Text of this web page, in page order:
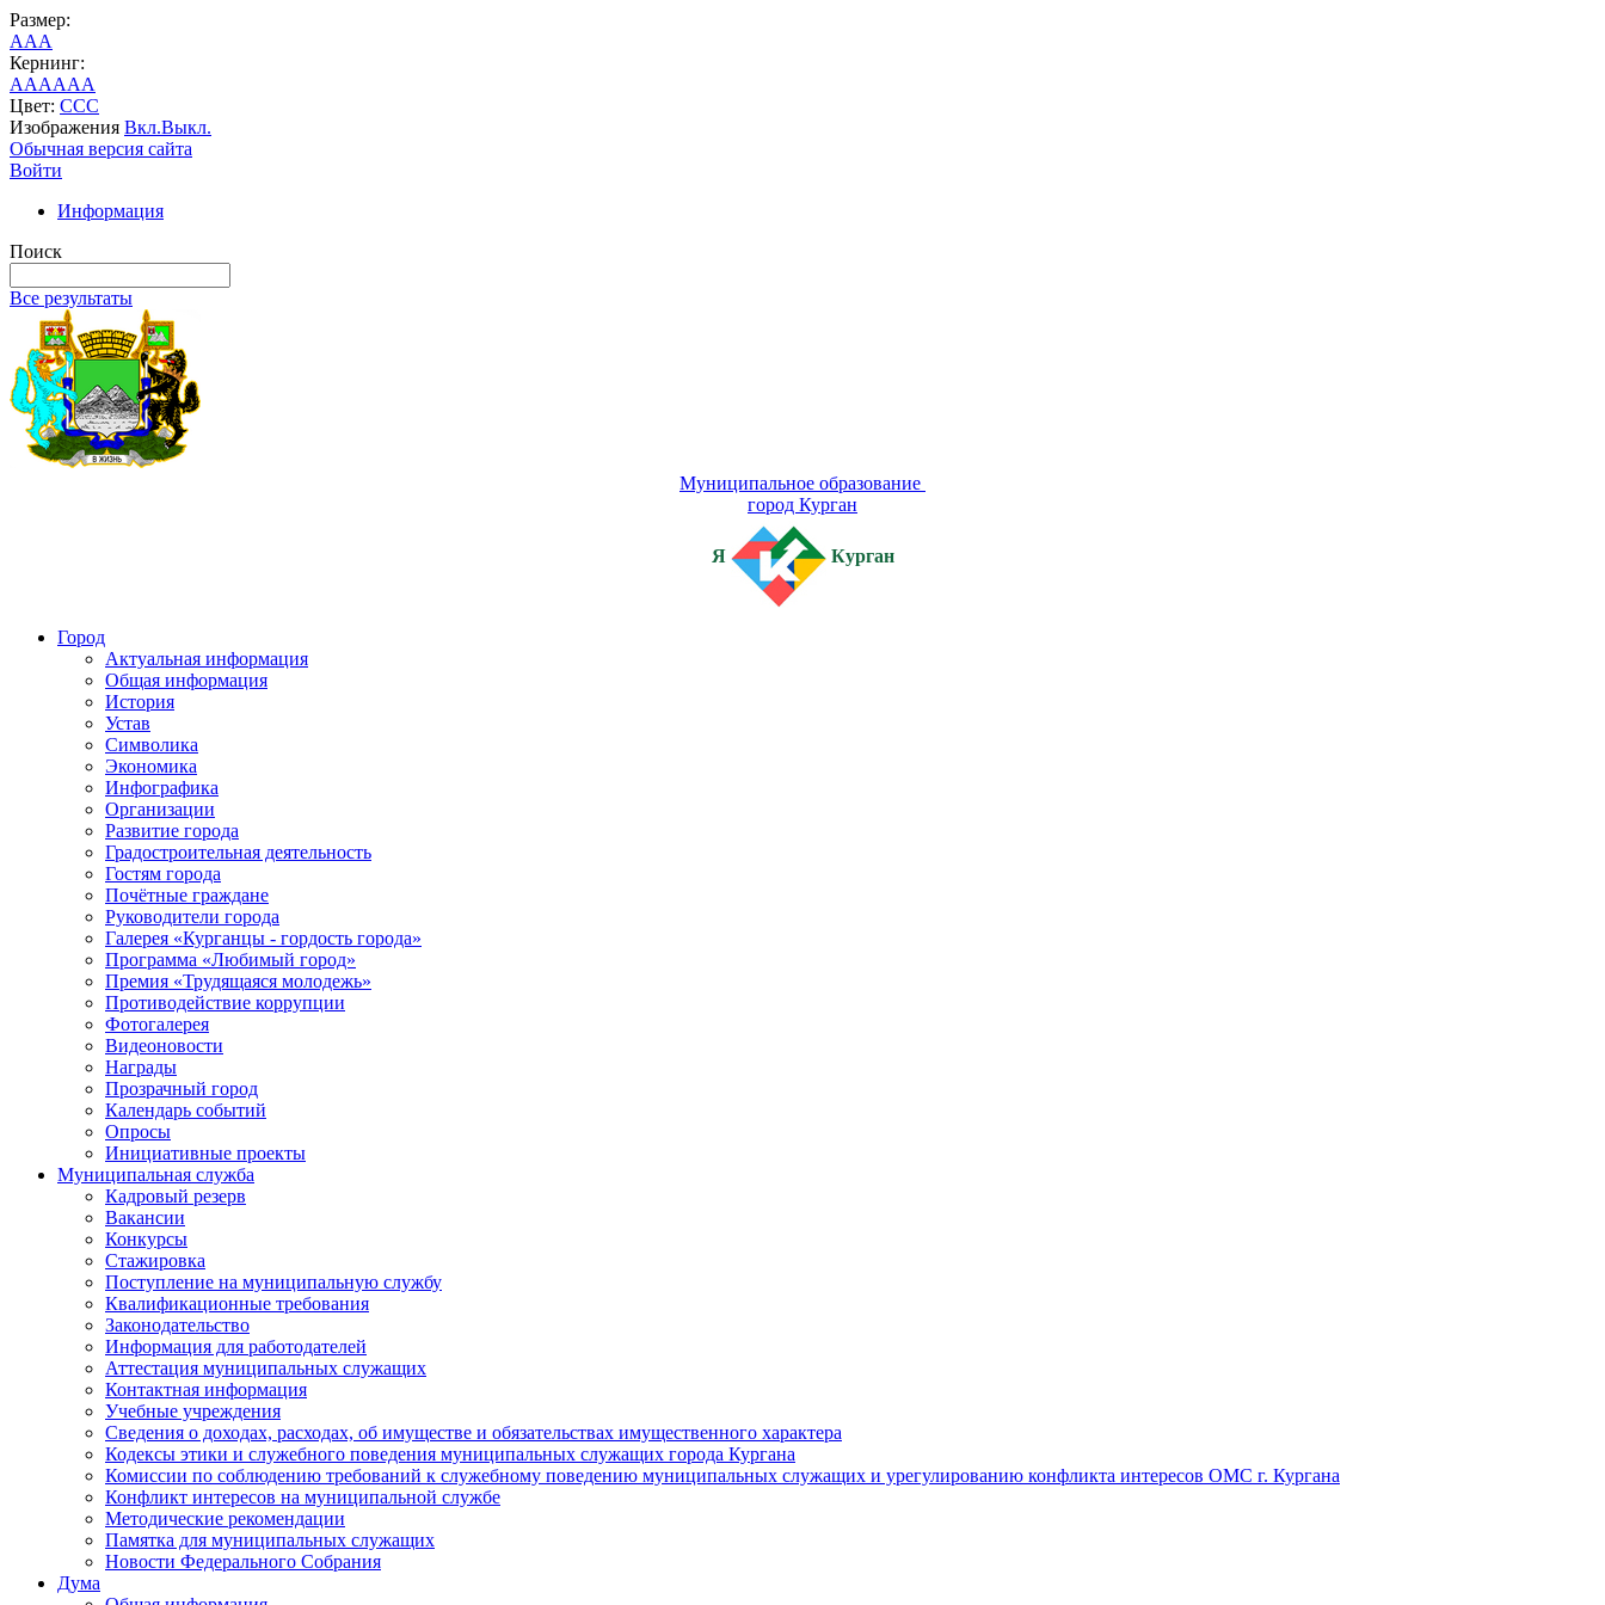
Размер:
AAA
Кернинг:
AAAAAA
Цвет: CCC
Изображения Вкл.Выкл.
Обычная версия сайта
Войти
Информация
Поиск
Все результаты
Муниципальное образование
город Курган
Я Курган
Город
Актуальная информация
Общая информация
История
Устав
Символика
Экономика
Инфографика
Организации
Развитие города
Градостроительная деятельность
Гостям города
Почётные граждане
Руководители города
Галерея «Курганцы - гордость города»
Программа «Любимый город»
Премия «Трудящаяся молодежь»
Противодействие коррупции
Фотогалерея
Видеоновости
Награды
Прозрачный город
Календарь событий
Опросы
Инициативные проекты
Муниципальная служба
Кадровый резерв
Вакансии
Конкурсы
Стажировка
Поступление на муниципальную службу
Квалификационные требования
Законодательство
Информация для работодателей
Аттестация муниципальных служащих
Контактная информация
Учебные учреждения
Сведения о доходах, расходах, об имуществе и обязательствах имущественного характера
Кодексы этики и служебного поведения муниципальных служащих города Кургана
Комиссии по соблюдению требований к служебному поведению муниципальных служащих и урегулированию конфликта интересов ОМС г. Кургана
Конфликт интересов на муниципальной службе
Методические рекомендации
Памятка для муниципальных служащих
Новости Федерального Cобрания
Дума